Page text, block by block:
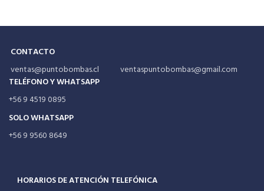
CONTACTO
ventas@puntobombas.cl ventaspuntobombas@gmail.com
TELÉFONO Y WHATSAPP
+56 9 4519 0895
SOLO WHATSAPP
+56 9 9560 8649
HORARIOS DE ATENCIÓN TELEFÓNICA